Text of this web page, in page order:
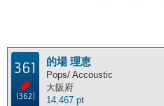
年間ラ
361
(362)
的場 理恵
Pops/ Accoustic
大阪府
14,467 pt